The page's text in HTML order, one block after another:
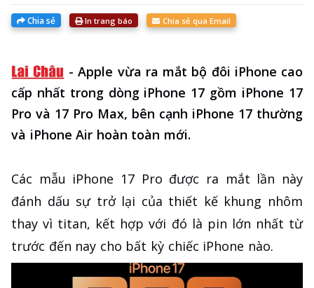
Chia sẻ In trang báo Chia sẻ qua Email
- Apple vừa ra mắt bộ đôi iPhone cao
cấp nhất trong dòng iPhone 17 gồm iPhone 17
Pro và 17 Pro Max, bên cạnh iPhone 17 thường
và iPhone Air hoàn toàn mới.
Các mẫu iPhone 17 Pro được ra mắt lần này
đánh dấu sự trở lại của thiết kế khung nhôm
thay vì titan, kết hợp với đó là pin lớn nhất từ
trước đến nay cho bất kỳ chiếc iPhone nào.